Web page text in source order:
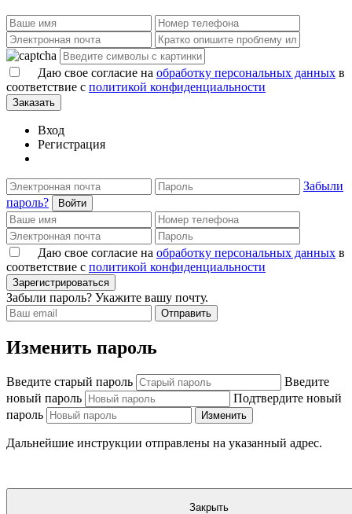
Даю свое согласие на обработку персональных данных в
соответствие с политикой конфиденциальности
Заказать
Вход
Регистрация
Забыли
пароль?
Войти
Даю свое согласие на обработку персональных данных в
соответствие с политикой конфиденциальности
Зарегистрироваться
Забыли пароль? Укажите вашу почту.
Отправить
Изменить пароль
Введите старый пароль
Введите
новый пароль
Подтвердите новый
пароль
Изменить
Дальнейшие инструкции отправлены на указанный адрес.
Закрыть